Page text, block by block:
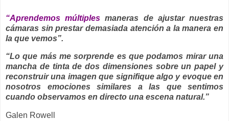
“Aprendemos múltiples maneras de ajustar nuestras
cámaras sin prestar demasiada atención a la manera en
la que vemos”.
“Lo que más me sorprende es que podamos mirar una
mancha de tinta de dos dimensiones sobre un papel y
reconstruir una imagen que signifique algo y evoque en
nosotros emociones similares a las que sentimos
cuando observamos en directo una escena natural.”
Galen Rowell